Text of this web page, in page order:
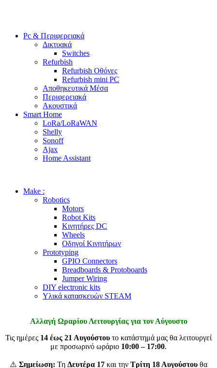
Pc & Περιφερειακά
Δικτυακά
Switches
Refurbish
Refurbish Οθόνες
Refurbish mini PC
Αποθηκευτικά Μέσα
Περιφερειακά
Ακουστικά
Smart Home
LoRa/LoRaWAN
Shelly
Sonoff
Ajax
Home Assistant
Make :
Robotics
Motors
Robot Kits
Κινητήρες DC
Wheels
Οδηγοί Κινητήρων
Prototyping
GPIO Connectors
Breadboards & Protoboards
Jumper Wiring
DIY electronic kits
Υλικά κατασκευών STEAM
Αλλαγή Ωραρίου Λειτουργίας για τον Αύγουστο
Τις ημέρες 14 έως 21 Αυγούστου το κατάστημά μας θα λειτουργεί
με προσωρινό ωράριο 10:00 – 17:00.
⚠️ Σημείωση: Τη Δευτέρα 17 και την Τρίτη 18 Αυγούστου θα